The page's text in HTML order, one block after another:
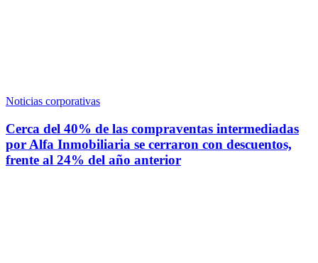
Noticias corporativas
Cerca del 40% de las compraventas intermediadas
por Alfa Inmobiliaria se cerraron con descuentos,
frente al 24% del año anterior